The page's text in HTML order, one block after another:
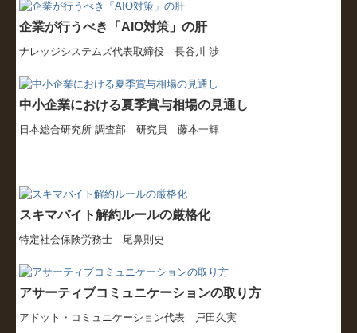
業務案内
お問合せ
社会福祉法人の皆様へ
関与先向け融資商品ご紹介
経営者お役立ち情報
経営者オススメ情報
Q&A経営相談
企業が行うべき「AIO対策」の肝
ナレッジシステムズ代表取締役 長谷川 渉
中小企業における夏季賞与相場の見通し
日本総合研究所 調査部 研究員 藤本一輝
スキマバイト解約ルールの厳格化
特定社会保険労務士 尾鼻則史
アサーティブコミュニケーションの取り方
アドット・コミュニケーション代表 戸田久実